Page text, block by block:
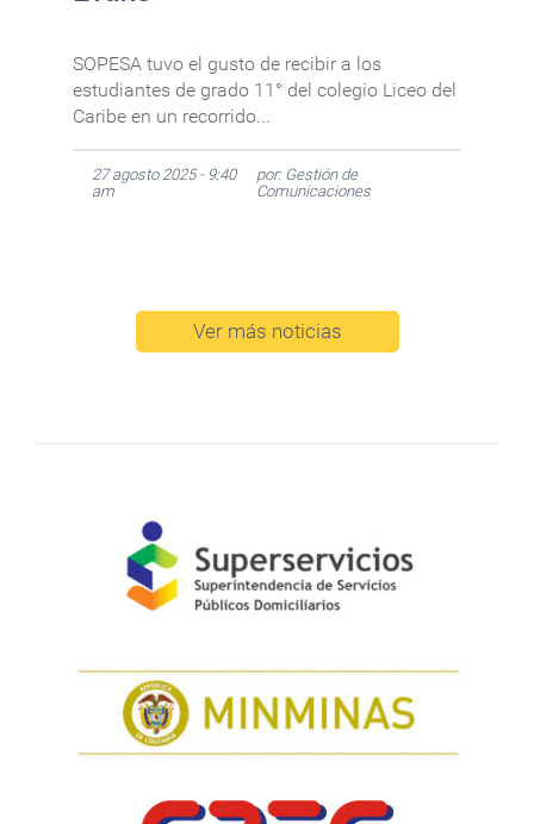
SOPESA tuvo el gusto de recibir a los
estudiantes de grado 11° del colegio Liceo del
Caribe en un recorrido...
27 agosto 2025 - 9:40
am
por: Gestión de
Comunicaciones
Ver más noticias